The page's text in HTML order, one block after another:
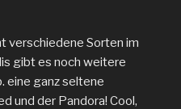
verschiedene Sorten im
gibt es noch weitere
eine ganz seltene
und der Pandora! Cool,